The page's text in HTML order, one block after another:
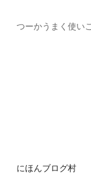
つーかうまく使い
にほんブログ村